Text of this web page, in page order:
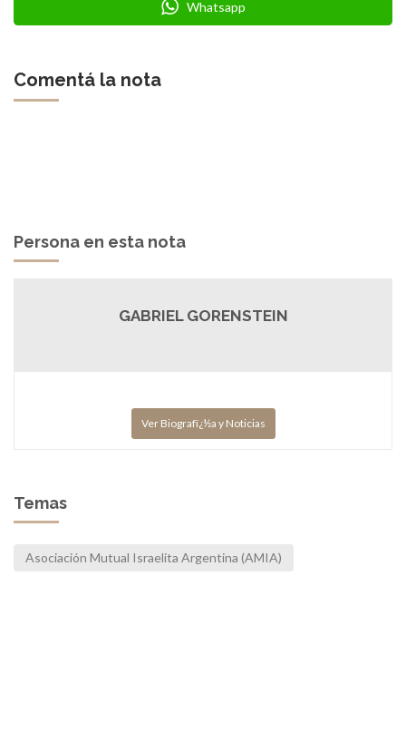
Whatsapp
Comentá la nota
Persona en esta nota
GABRIEL GORENSTEIN
Ver Biografï¿½a y Noticias
Temas
Asociación Mutual Israelita Argentina (AMIA)